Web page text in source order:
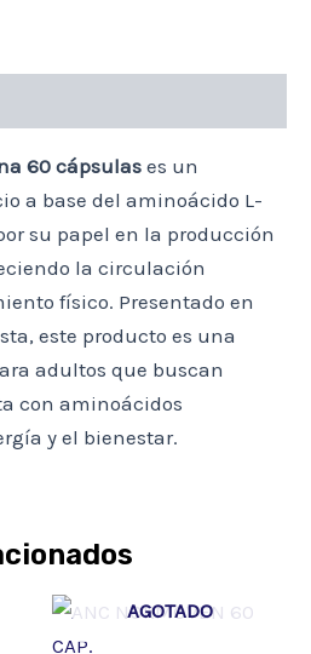
60 cápsulas es un
a base del aminoácido L-
su papel en la producción
la circulación
físico. Presentado en
este producto es una
adultos que buscan
con aminoácidos
y el bienestar.
AGOTADO